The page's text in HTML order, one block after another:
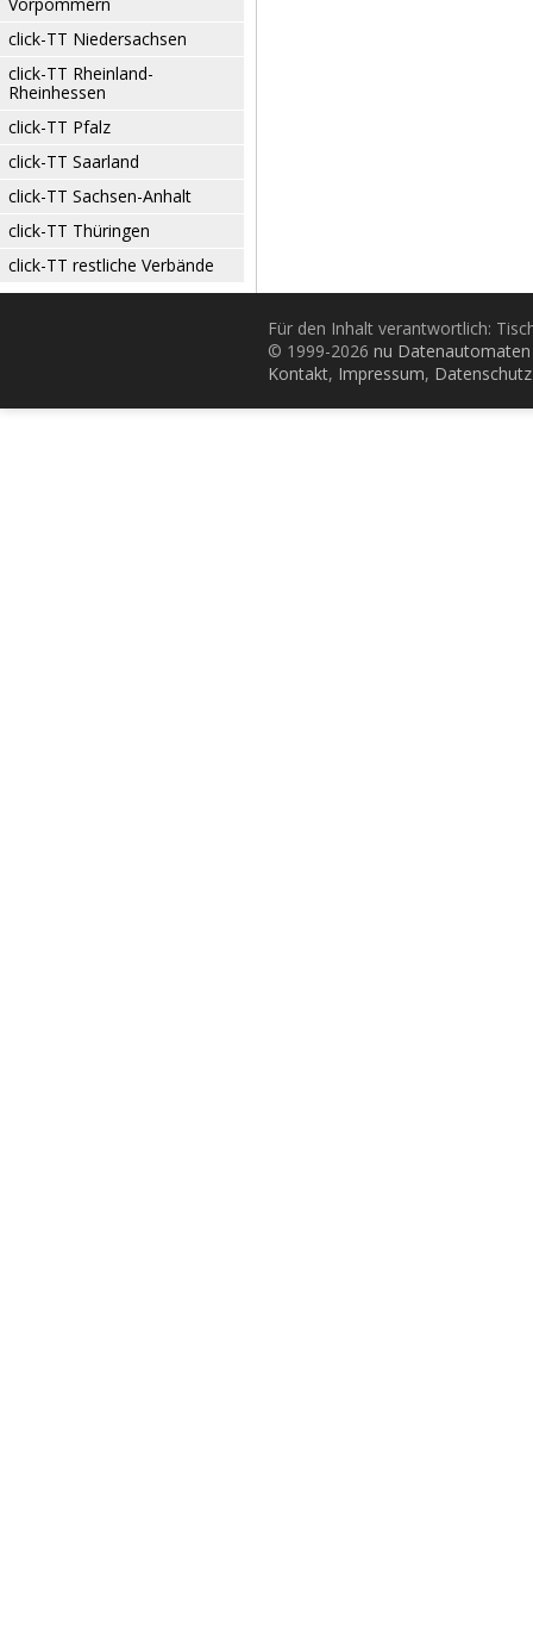
click-TT Niedersachsen
click-TT Rheinland-
Rheinhessen
click-TT Pfalz
click-TT Saarland
click-TT Sachsen-Anhalt
click-TT Thüringen
click-TT restliche Verbände
Für den Inhalt verantwortlich:
© 1999-2026 nu
Kontakt, Impressum, Datenschutz